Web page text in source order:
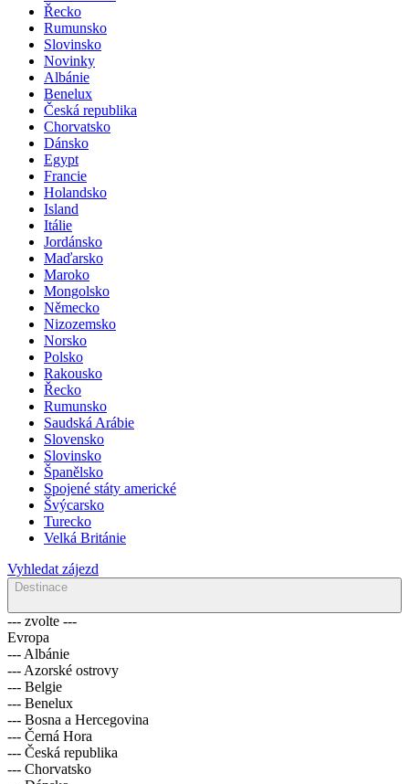
Řecko
Rumunsko
Slovinsko
Novinky
Albánie
Benelux
Česká republika
Chorvatsko
Dánsko
Egypt
Francie
Holandsko
Island
Itálie
Jordánsko
Maďarsko
Maroko
Mongolsko
Německo
Nizozemsko
Norsko
Polsko
Rakousko
Řecko
Rumunsko
Saudská Arábie
Slovensko
Slovinsko
Španělsko
Spojené státy americké
Švýcarsko
Turecko
Velká Británie
Vyhledat zájezd
Destinace
--- zvolte ---
Evropa
--- Albánie
--- Azorské ostrovy
--- Belgie
--- Benelux
--- Bosna a Hercegovina
--- Černá Hora
--- Česká republika
--- Chorvatsko